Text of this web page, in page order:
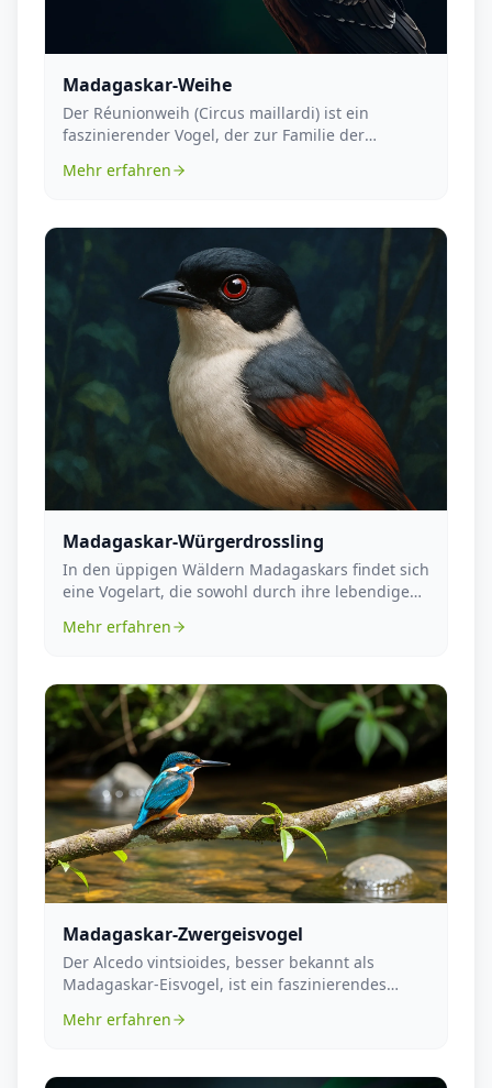
Madagaskar-Weihe
Der Réunionweih (Circus maillardi) ist ein
faszinierender Vogel, der zur Familie der
Mehr erfahren
Madagaskar-Würgerdrossling
In den üppigen Wäldern Madagaskars findet sich
eine Vogelart, die sowohl durch ihre lebendige
Mehr erfahren
Madagaskar-Zwergeisvogel
Der Alcedo vintsioides, besser bekannt als
Madagaskar-Eisvogel, ist ein faszinierendes
Mehr erfahren